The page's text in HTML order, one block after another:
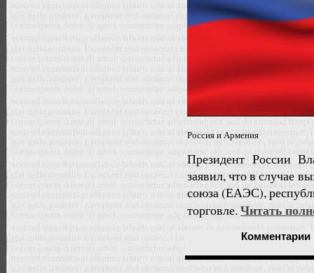
Россия и Армения
Президент России
заявил, что в случае
союза (ЕАЭС),
торговле. Читать
Комментарии